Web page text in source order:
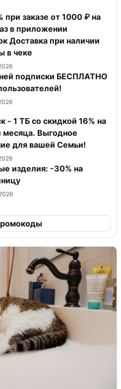
при заказе от 1000 ₽ на
в приложении
Доставка при наличии
в чеке
подписки БЕСПЛАТНО
- 1 ТБ со скидкой 16% на
месяца. Выгодное
для вашей Семьи!
изделия: -30% на